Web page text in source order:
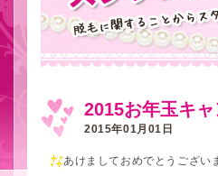
2015お年玉キ
2015年01月01日
あけましておめでとうござい